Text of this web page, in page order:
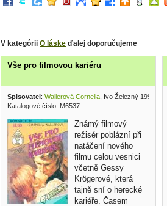
V kategórii O láske ďalej doporučujeme
Vše pro filmovou kariéru
Spisovatel: Wallerová Cornelia , Ivo Železný 1993
Katalogové číslo: M6537
Známý filmový
režisér poblázní při
natáčení nového
filmu celou vesnici
včetně Gessy
Krögerové, která
tajně sní o herecké
kariéře. Časem